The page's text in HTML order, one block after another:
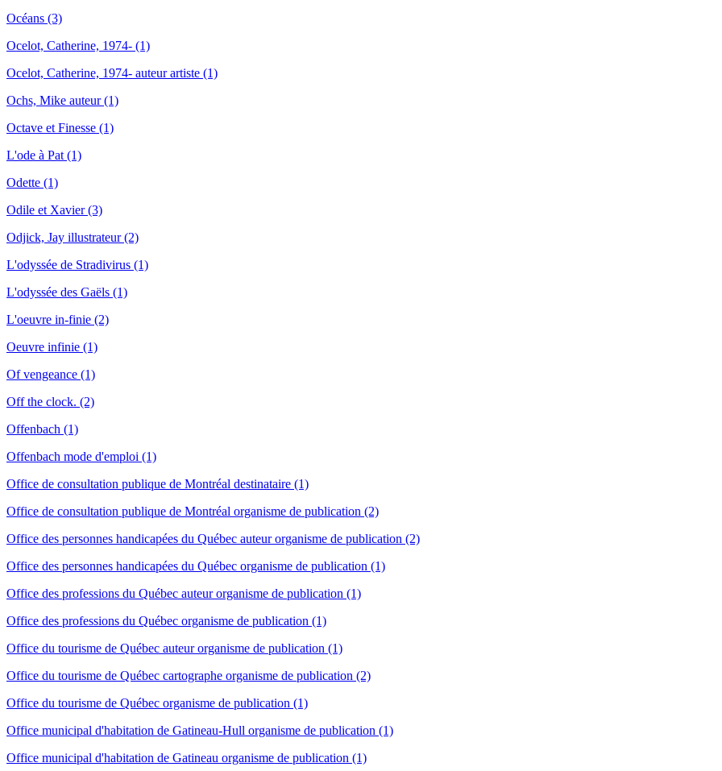
Océans (3)
Ocelot, Catherine, 1974- (1)
Ocelot, Catherine, 1974- auteur artiste (1)
Ochs, Mike auteur (1)
Octave et Finesse (1)
L'ode à Pat (1)
Odette (1)
Odile et Xavier (3)
Odjick, Jay illustrateur (2)
L'odyssée de Stradivirus (1)
L'odyssée des Gaëls (1)
L'oeuvre in-finie (2)
Oeuvre infinie (1)
Of vengeance (1)
Off the clock. (2)
Offenbach (1)
Offenbach mode d'emploi (1)
Office de consultation publique de Montréal destinataire (1)
Office de consultation publique de Montréal organisme de publication (2)
Office des personnes handicapées du Québec auteur organisme de publication (2)
Office des personnes handicapées du Québec organisme de publication (1)
Office des professions du Québec auteur organisme de publication (1)
Office des professions du Québec organisme de publication (1)
Office du tourisme de Québec auteur organisme de publication (1)
Office du tourisme de Québec cartographe organisme de publication (2)
Office du tourisme de Québec organisme de publication (1)
Office municipal d'habitation de Gatineau-Hull organisme de publication (1)
Office municipal d'habitation de Gatineau organisme de publication (1)